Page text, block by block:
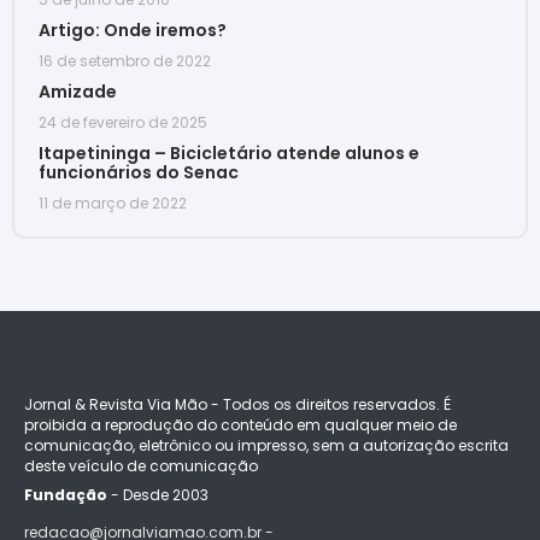
Artigo: Onde iremos?
16 de setembro de 2022
Amizade
24 de fevereiro de 2025
Itapetininga – Bicicletário atende alunos e
funcionários do Senac
11 de março de 2022
Jornal & Revista Via Mão - Todos os direitos reservados. É
proibida a reprodução do conteúdo em qualquer meio de
comunicação, eletrônico ou impresso, sem a autorização escrita
deste veículo de comunicação
Fundação - Desde 2003
redacao@jornalviamao.com.br -